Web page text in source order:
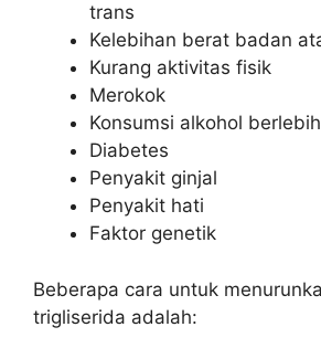
trans
Kelebihan berat badan
Kurang aktivitas fisik
Merokok
Konsumsi alkohol
Diabetes
Penyakit ginjal
Penyakit hati
Faktor genetik
Beberapa cara untuk
trigliserida adalah: